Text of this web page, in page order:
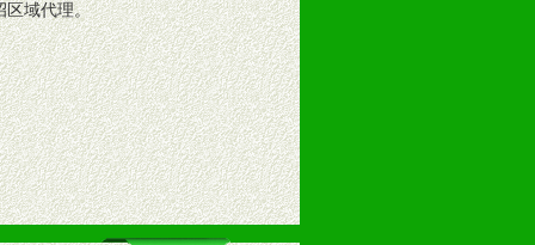
区域代理。